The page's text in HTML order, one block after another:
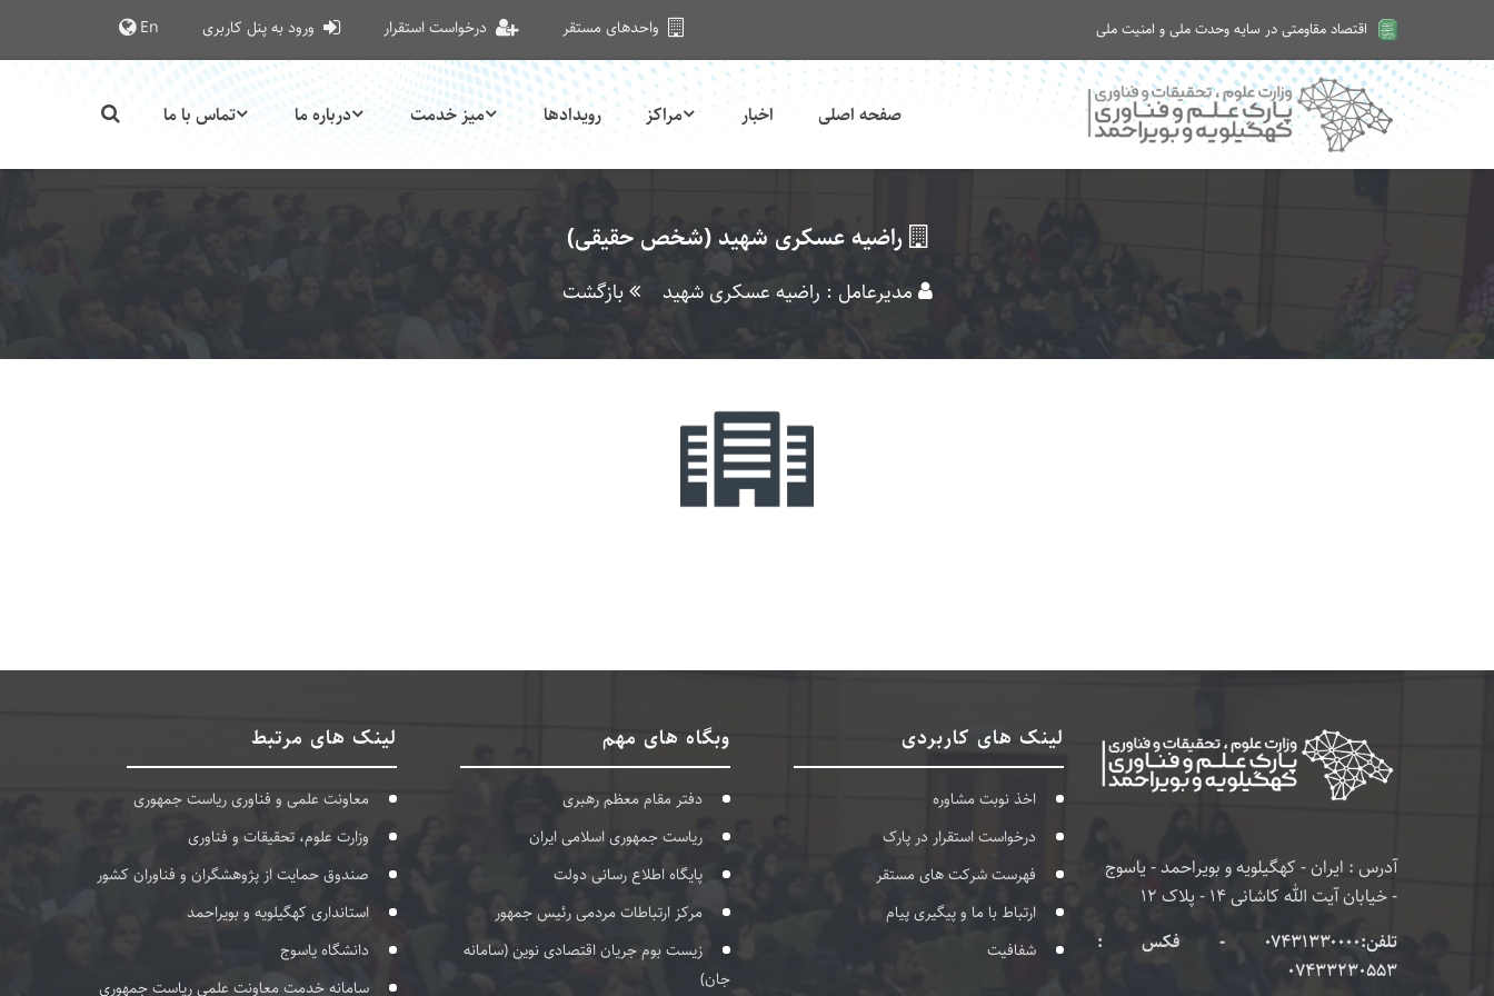
اقتصاد مقاومتی در سایه وحدت ملی و امنیت ملی
امروز جمعه ۱۶ مرداد ۱۴۰۵
واحدهای مستقر درخواست استقرار ورود به پنل کاربری En
صفحه اصلی اخبار مراکز رویدادها میز خدمت درباره ما تماس با ما
راضیه عسکری شهید (شخص حقیقی)
مدیرعامل : راضیه عسکری شهید بازگشت
آدرس : ایران - کهگیلویه و بویراحمد - یاسوج
- خیابان آیت الله کاشانی 14 - پلاک 12
تلفن:۰۷۴۳۱۳۳۰۰۰۰ - فکس :
07433230553
لینک های کاربردی
اخذ نوبت مشاوره
درخواست استقرار در پارک
فهرست شرکت های مستقر
ارتباط با ما و پیگیری پیام
شفافیت
وبگاه های مهم
دفتر مقام معظم رهبری
ریاست جمهوری اسلامی ایران
پایگاه اطلاع رسانی دولت
مرکز ارتباطات مردمی رئیس جمهور
زیست بوم جریان اقتصادی نوین (سامانه
جان)
لینک های مرتبط
معاونت علمی و فناوری ریاست جمهوری
وزارت علوم، تحقیقات و فناوری
صندوق حمایت از پژوهشگران و فناوران کشور
استانداری کهگیلویه و بویراحمد
دانشگاه یاسوج
سامانه خدمت معاونت علمی ریاست جمهوری